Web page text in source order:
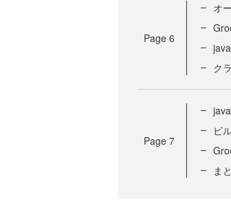
Page 6
オ
ク
Page 7
ビ
ま